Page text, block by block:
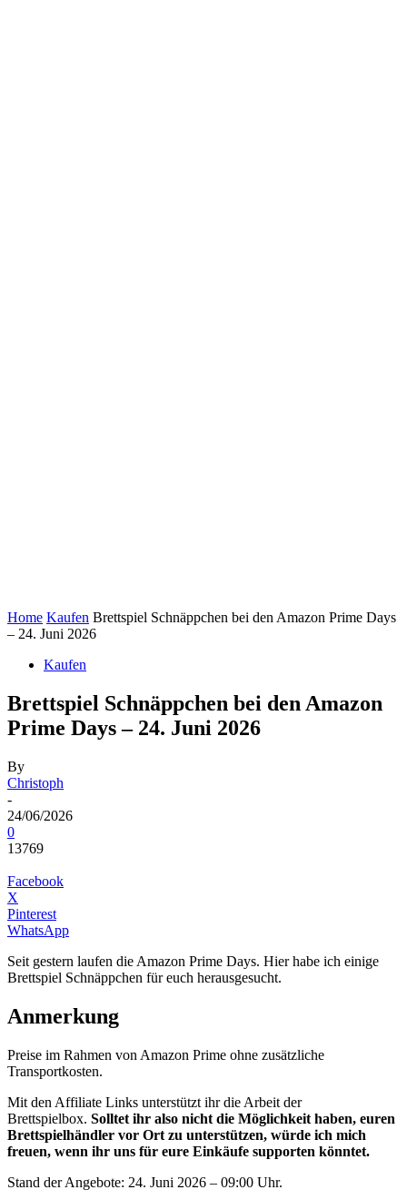
Home Kaufen Brettspiel Schnäppchen bei den Amazon Prime Days
– 24. Juni 2026
Kaufen
Brettspiel Schnäppchen bei den Amazon
Prime Days – 24. Juni 2026
By
Christoph
-
24/06/2026
0
13769
Facebook
X
Pinterest
WhatsApp
Seit gestern laufen die Amazon Prime Days. Hier habe ich einige
Brettspiel Schnäppchen für euch herausgesucht.
Anmerkung
Preise im Rahmen von Amazon Prime ohne zusätzliche
Transportkosten.
Mit den Affiliate Links unterstützt ihr die Arbeit der
Brettspielbox. Solltet ihr also nicht die Möglichkeit haben, euren
Brettspielhändler vor Ort zu unterstützen, würde ich mich
freuen, wenn ihr uns für eure Einkäufe supporten könntet.
Stand der Angebote: 24. Juni 2026 – 09:00 Uhr.